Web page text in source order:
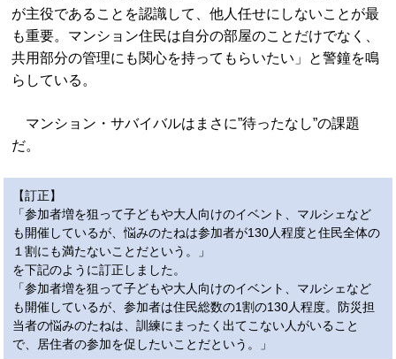
が主役であることを認識して、他人任せにしないことが最
も重要。マンション住民は自分の部屋のことだけでなく、
共用部分の管理にも関心を持ってもらいたい」と警鐘を鳴
らしている。
マンション・サバイバルはまさに”待ったなし”の課題
だ。
【訂正】
「参加者増を狙って子どもや大人向けのイベント、マルシェなど
も開催しているが、悩みのたねは参加者が130人程度と住民全体の
１割にも満たないことだという。」
を下記のように訂正しました。
「参加者増を狙って子どもや大人向けのイベント、マルシェなど
も開催しているが、参加者は住民総数の1割の130人程度。防災担
当者の悩みのたねは、訓練にまったく出てこない人がいること
で、居住者の参加を促したいことだという。」